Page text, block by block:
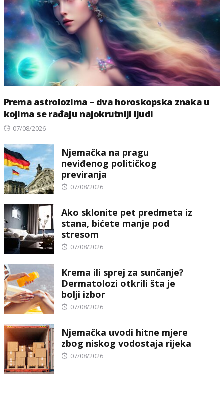
Prema astrolozima – dva horoskopska znaka u
kojima se rađaju najokrutniji ljudi
Posted
07/08/2026
Njemačka na pragu
neviđenog političkog
previranja
Posted
07/08/2026
Ako sklonite pet predmeta iz
stana, bićete manje pod
stresom
Posted
07/08/2026
Krema ili sprej za sunčanje?
Dermatolozi otkrili šta je
bolji izbor
Posted
07/08/2026
Njemačka uvodi hitne mjere
zbog niskog vodostaja rijeka
Posted
07/08/2026